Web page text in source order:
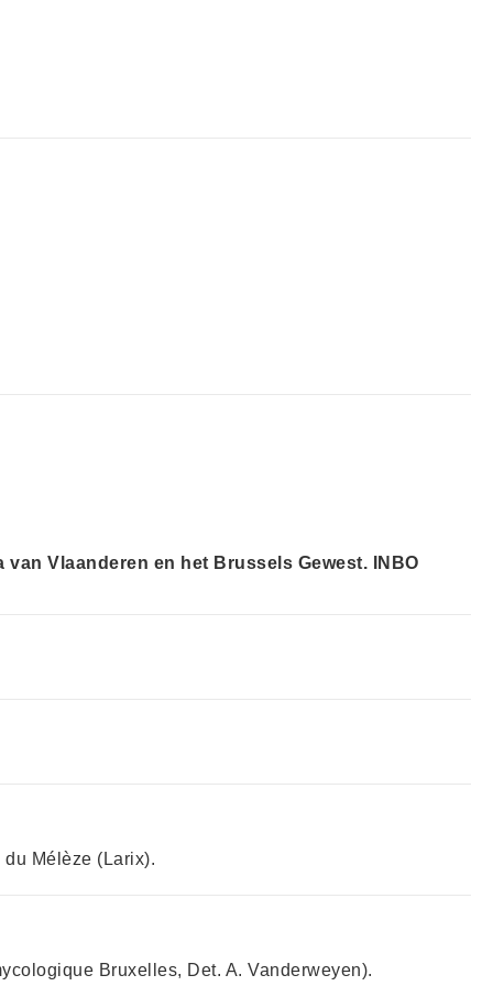
Vlaanderen en het Brussels Gewest. INBO
Mélèze (Larix).
Bruxelles, Det. A. Vanderweyen).